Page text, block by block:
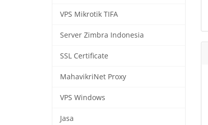
VPS Mikrotik TIFA
Server Zimbra Indonesia
SSL Certificate
MahavikriNet Proxy
VPS Windows
Jasa